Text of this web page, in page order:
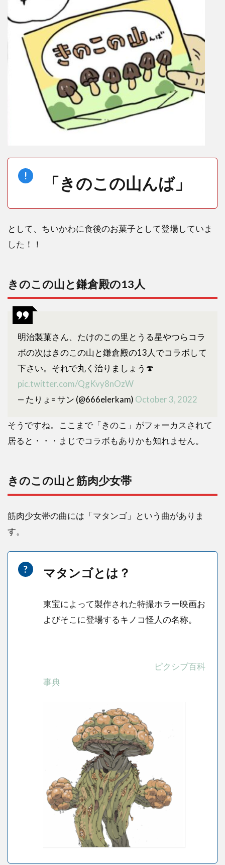
「きのこの山んば」
として、ちいかわに食後のお菓子として登場していま
した！！
きのこの山と鎌倉殿の13人
明治製菓さん、たけのこの里とうる星やつらコラ
ボの次はきのこの山と鎌倉殿の13人でコラボして
下さい。それで丸く治りましょう🍄
pic.twitter.com/QgKvy8nOzW
— たりょ= サン (@666elerkam) October 3, 2022
そうですね。ここまで「きのこ」がフォーカスされて
居ると・・・まじでコラボもありかも知れません。
きのこの山と筋肉少女帯
筋肉少女帯の曲には「マタンゴ」という曲がありま
す。
マタンゴとは？
東宝によって製作された特撮ホラー映画お
よびそこに登場するキノコ怪人の名称。
ピクシブ百科
事典